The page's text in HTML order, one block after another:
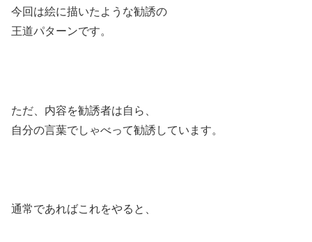
今回は絵に描いたような勧誘の
王道パターンです。
ただ、内容を勧誘者は自ら、
自分の言葉でしゃべって勧誘しています。
通常であればこれをやると、